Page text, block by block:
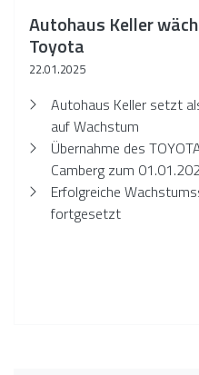
Autohaus Keller
Toyota
22.01.2025
Autohaus Keller setzt
auf Wachstum
Übernahme des
Camberg zum
Erfolgreiche
fortgesetzt